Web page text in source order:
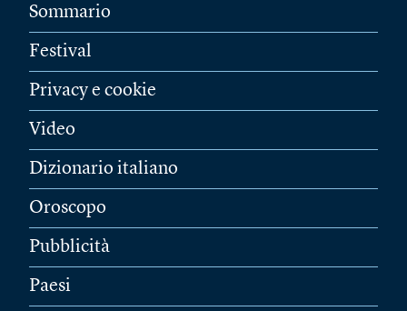
Sommario
Festival
Privacy e cookie
Video
Dizionario italiano
Oroscopo
Pubblicità
Paesi